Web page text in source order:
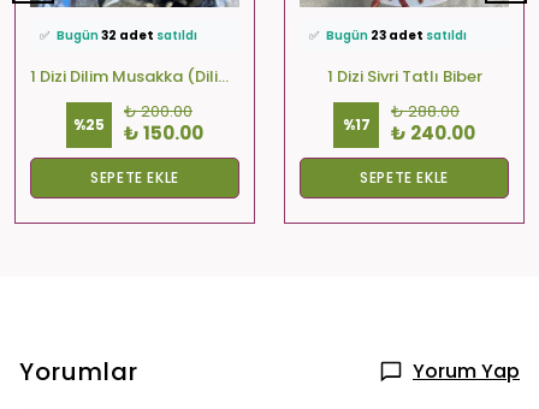
🛒 37 kişisepetine ekledi!
✅ Bugün32 adet satıldı
yapılıyor! 1 Dizi Dilim Musakka (Dilim-Kare-Yuvarlak)
%25
₺ 200.00
₺ 150.00
SEPETE EKLE
🛒 86 kişisepetine ekledi!
✅ Bugün 23 adet satıldı
1 Dizi Sivri Tatlı Biber
%17
₺ 288.00
₺ 240.00
SEPETE EKLE
Yorumlar Yorum Yap